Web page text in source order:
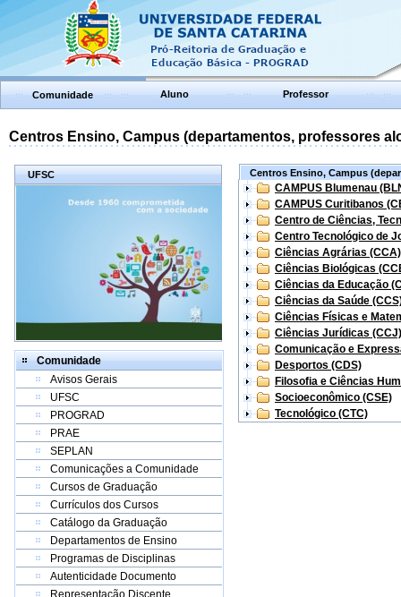
Comunidade Aluno Professor
Centros Ensino, Campus (departamentos, professores
UFSC
Comunidade
Avisos Gerais
UFSC
PROGRAD
PRAE
SEPLAN
Comunicações a Comunidade
Cursos de Graduação
Currículos dos Cursos
Catálogo da Graduação
Departamentos de Ensino
Programas de Disciplinas
Autenticidade Documento
Representação Discente
Centros Ensino, Campus
CAMPUS Blumenau
CAMPUS Curitibanos
Centro de Ciências,
Centro Tecnológico de
Ciências Agrárias (CCA)
Ciências Biológicas
Ciências da Educação
Ciências da Saúde
Ciências Físicas e
Ciências Jurídicas (CCJ)
Comunicação e
Desportos (CDS)
Filosofia e Ciências
Socioeconômico (CSE)
Tecnológico (CTC)